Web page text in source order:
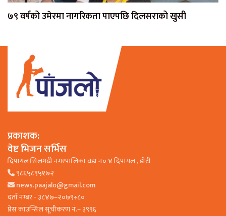
७९ वर्षको उमेरमा नागरिकता पाएपछि दिलसराको खुसी
प्रकाशक:
वेष्ट भिजन सर्भिस
दिपायल सिलगढी नगरपालिका वडा न० ४ दिपायल , डाेटी
९८६५८९५१७२
news.paajalo@gmail.com
दर्ता नम्बर - ३८४७–२०७९÷८०
प्रेस काउन्सिल सूचीकरण नं.– ३९९६